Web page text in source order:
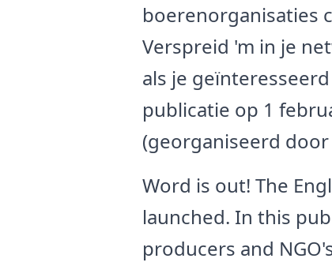
boerenorganisaties
Verspreid 'm in je
als je
publicatie op 1
(georganiseerd
Word is out! The
launched. In this
producers and